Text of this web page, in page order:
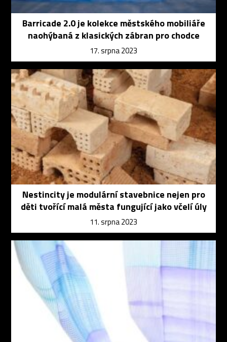
Barricade 2.0 je kolekce městského mobiliáře
naohýbaná z klasických zábran pro chodce
17. srpna 2023
Nestincity je modulární stavebnice nejen pro
děti tvořící malá města fungující jako včelí úly
11. srpna 2023